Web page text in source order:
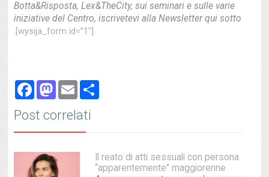
Botta&Risposta, Lex&TheCity, sui seminari e sulle varie
iniziative del Centro, iscrivetevi alla Newsletter qui sotto
.[wysija_form id=”1″]
Facebook
Mastodon
Email
Post correlati
Il reato di atti sessuali con persona
“apparentemente" maggiorenne